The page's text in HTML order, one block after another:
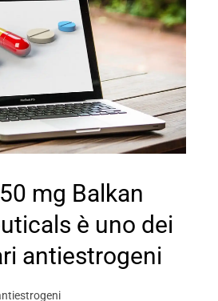
mg Balkan
è uno dei
antiestrogeni